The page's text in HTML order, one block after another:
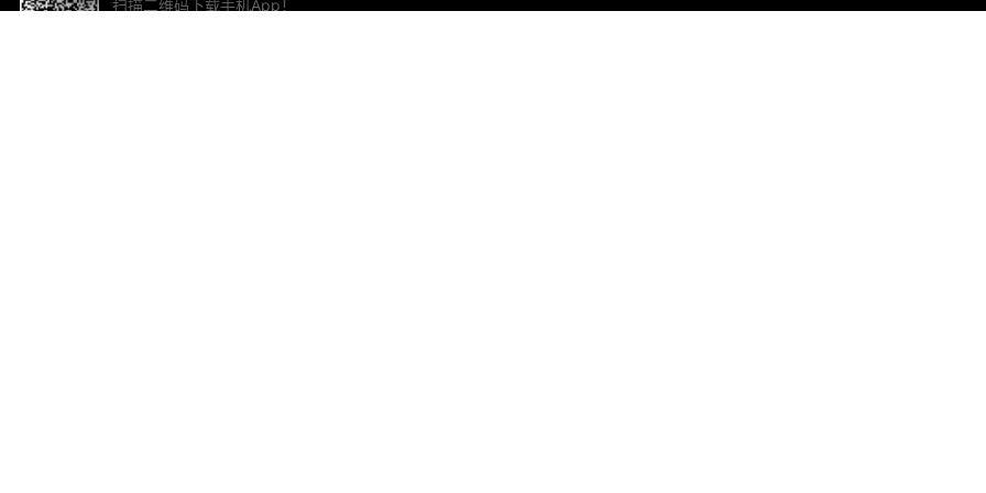
扫描二维码下载手机App！